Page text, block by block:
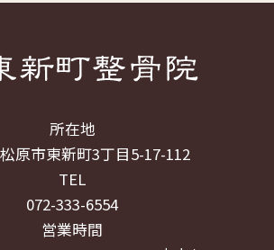
所在地
原市東新町3丁目5-17-112
TEL
072-333-6554
営業時間